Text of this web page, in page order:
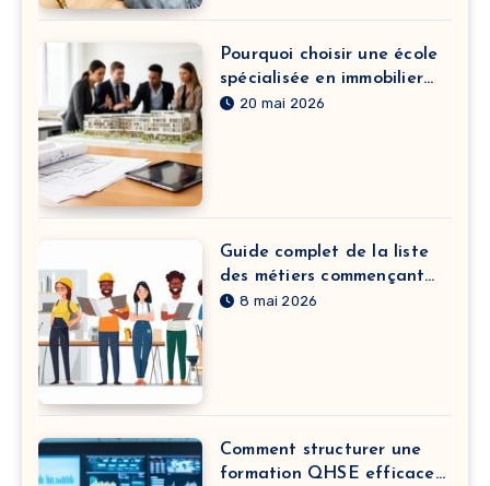
Pourquoi choisir une école
spécialisée en immobilier
pour booster votre carrière
20 mai 2026
Guide complet de la liste
des métiers commençant
par A : de l’agriculteur à
8 mai 2026
Comment structurer une
formation QHSE efficace